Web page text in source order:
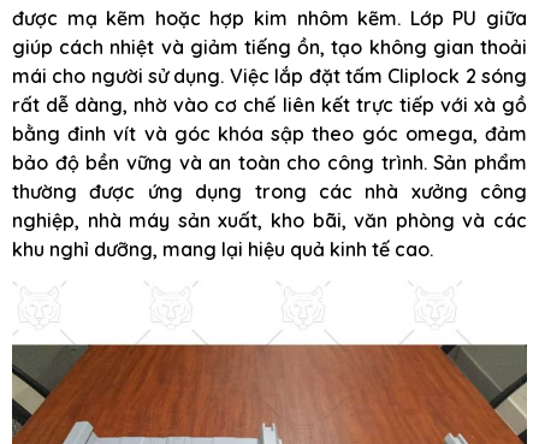
được mạ kẽm hoặc hợp kim nhôm kẽm. Lớp PU giữa
giúp cách nhiệt và giảm tiếng ồn, tạo không gian thoải
mái cho người sử dụng. Việc lắp đặt tấm Cliplock 2 sóng
rất dễ dàng, nhờ vào cơ chế liên kết trực tiếp với xà gồ
bằng đinh vít và góc khóa sập theo góc omega, đảm
bảo độ bền vững và an toàn cho công trình. Sản phẩm
thường được ứng dụng trong các nhà xưởng công
nghiệp, nhà máy sản xuất, kho bãi, văn phòng và các
khu nghỉ dưỡng, mang lại hiệu quả kinh tế cao.